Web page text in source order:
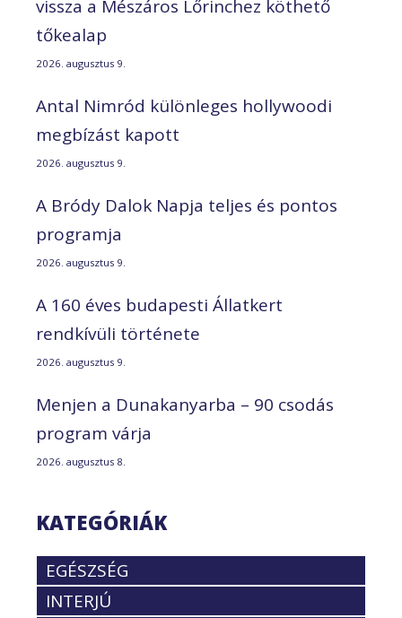
vissza a Mészáros Lőrinchez köthető
tőkealap
2026. augusztus 9.
Antal Nimród különleges hollywoodi
megbízást kapott
2026. augusztus 9.
A Bródy Dalok Napja teljes és pontos
programja
2026. augusztus 9.
A 160 éves budapesti Állatkert
rendkívüli története
2026. augusztus 9.
Menjen a Dunakanyarba – 90 csodás
program várja
2026. augusztus 8.
KATEGÓRIÁK
EGÉSZSÉG
INTERJÚ